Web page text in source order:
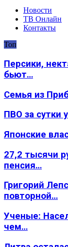
Новости
ТВ Онлайн
Контакты
Топ
Персики,
бьют…
Семья из
ПВО за сутки
Японские
27,2 тысячи
пенсия…
Григорий
повторной…
Ученые:
чем…